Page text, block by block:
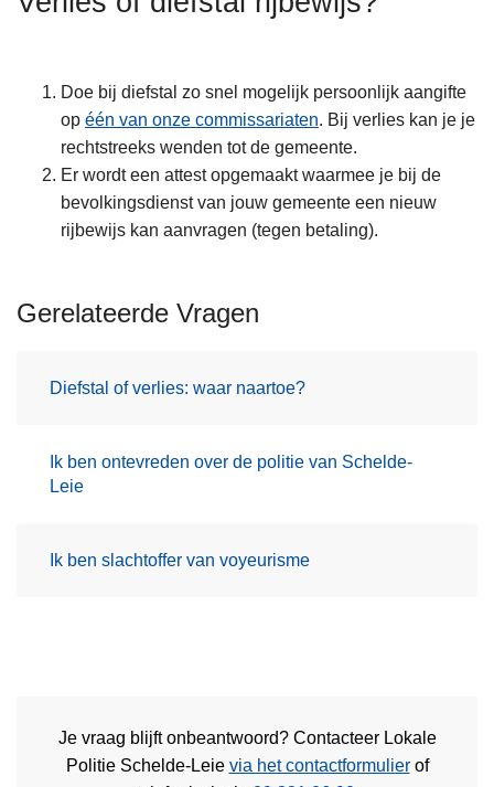
Doe bij diefstal zo snel mogelijk persoonlijk aangifte
op één van onze commissariaten. Bij verlies kan je je
rechtstreeks wenden tot de gemeente.
Er wordt een attest opgemaakt waarmee je bij de
bevolkingsdienst van jouw gemeente een nieuw
rijbewijs kan aanvragen (tegen betaling).
Gerelateerde Vragen
Diefstal of verlies: waar naartoe?
Ik ben ontevreden over de politie van Schelde-
Leie
Ik ben slachtoffer van voyeurisme
Je vraag blijft onbeantwoord? Contacteer Lokale
Politie Schelde-Leie via het contactformulierof